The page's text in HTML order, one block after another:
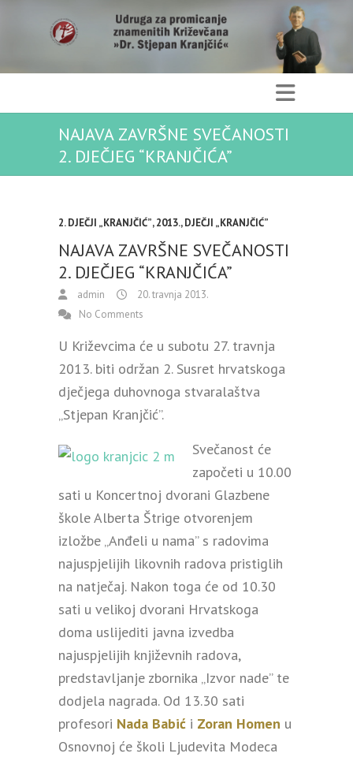
NAJAVA ZAVRŠNE SVEČANOSTI
2. DJEČJEG “KRANJČIĆA”
2. DJEČJI „KRANJČIĆ”,2013.,DJEČJI „KRANJČIĆ”
NAJAVA ZAVRŠNE SVEČANOSTI
2. DJEČJEG “KRANJČIĆA”
admin
20. travnja 2013.
No Comments
U Križevcima će u subotu 27. travnja
2013. biti održan 2. Susret hrvatskoga
dječjega duhovnoga stvaralaštva
„Stjepan Kranjčić”.
Svečanost će
započeti u 10.00
sati u Koncertnoj dvorani Glazbene
škole Alberta Štrige otvorenjem
izložbe „Anđeli u nama” s radovima
najuspjelijih likovnih radova pristiglih
na natječaj. Nakon toga će od 10.30
sati u velikoj dvorani Hrvatskoga
doma uslijediti javna izvedba
najuspjelijih književnih radova,
predstavljanje zbornika „Izvor nade” te
dodjela nagrada. Od 13.30 sati
profesori Nada Babić i Zoran Homen u
Osnovnoj će školi Ljudevita Modeca